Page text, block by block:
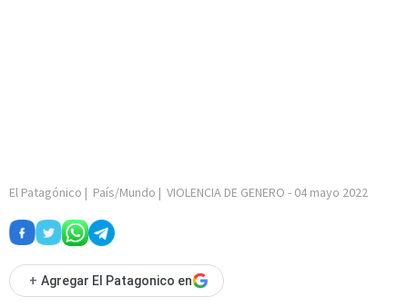
El Patagónico | País/Mundo | VIOLENCIA DE GENERO - 04 mayo 2022
+ Agregar El Patagonico en